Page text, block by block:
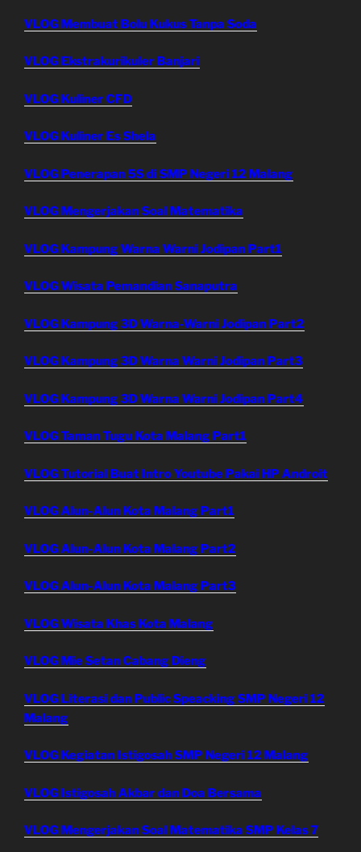
VLOG Membuat Bolu Kukus Tanpa Soda
VLOG Ekstrakurikuler Banjari
VLOG Kuliner CFD
VLOG Kuliner Es Shela
VLOG Penerapan 5S di SMP Negeri 12 Malang
VLOG Mengerjakan Soal Matematika
VLOG Kampung Warna Warni Jodipan Part1
VLOG Wisata Pemandian Sanaputra
VLOG Kampung 3D Warna-Warni Jodipan Part2
VLOG Kampung 3D Warna Warni Jodipan Part3
VLOG Kampung 3D Warna Warni Jodipan Part4
VLOG Taman Tugu Kota Malang Part1
VLOG Tutorial Buat Intro Youtube Pakai HP Androit
VLOG Alun-Alun Kota Malang Part1
VLOG Alun-Alun Kota Malang Part2
VLOG Alun-Alun Kota Malang Part3
VLOG Wisata Khas Kota Malang
VLOG Mie Setan Cabang Dieng
VLOG Literasi dan Public Speacking SMP Negeri 12
Malang
VLOG Kegiatan Istigosah SMP Negeri 12 Malang
VLOG Istigosah Akbar dan Doa Bersama
VLOG Mengerjakan Soal Matematika SMP Kelas 7